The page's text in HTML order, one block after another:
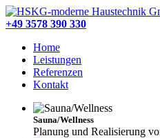
+49 3578 390 330
Home
Leistungen
Referenzen
Kontakt
Sauna/Wellness
Planung und Realisierung